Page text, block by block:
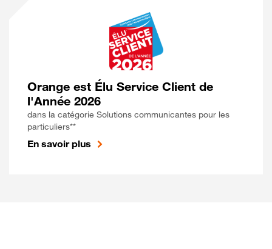
Orange est Élu Service Client de
l'Année 2026
dans la catégorie Solutions communicantes pour les
particuliers**
En savoir plus